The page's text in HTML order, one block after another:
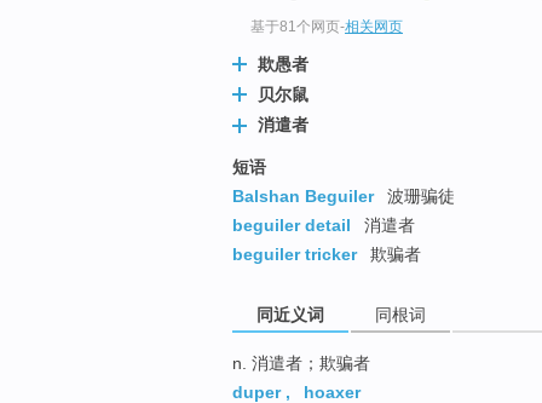
基于81个网页-相关网页
欺愚者
贝尔鼠
消遣者
短语
Balshan Beguiler
波珊骗徒
beguiler detail
消遣者
beguiler tricker
欺骗者
同近义词 同根词
n. 消遣者；欺骗者
duper, hoaxer